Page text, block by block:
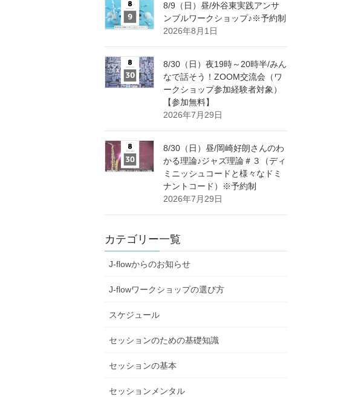
8/9（日）昼/外谷東実践アンサ
ンブルワークショップ♪※予約制
2026年8月1日
8/30（日）夜19時～20時半/みん
なで話そう！ZOOM交流会（ワ
ークショップ参加経験者対象）
【参加無料】
2026年7月29日
8/30（日）昼/岡崎好朗さんのわ
かる理論♪ジャズ理論＃３（ディ
ミニッシュコードと様々なドミ
ナントコード）※予約制
2026年7月29日
カテゴリー一覧
J-flowからのお知らせ
J-flowワークショップの選び方
スケジュール
セッションのための基礎知識
セッションの基本
セッションメンタル